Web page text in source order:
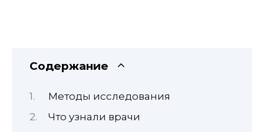
Содержание
Методы исследования
Что узнали врачи